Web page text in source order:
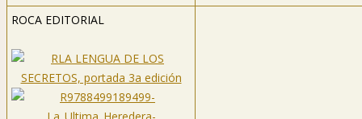
ROCA EDITORIAL